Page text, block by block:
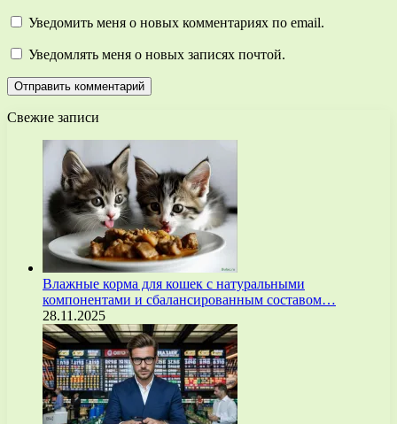
Уведомить меня о новых комментариях по email.
Уведомлять меня о новых записях почтой.
Свежие записи
Влажные корма для кошек с натуральными
компонентами и сбалансированным составом…
28.11.2025